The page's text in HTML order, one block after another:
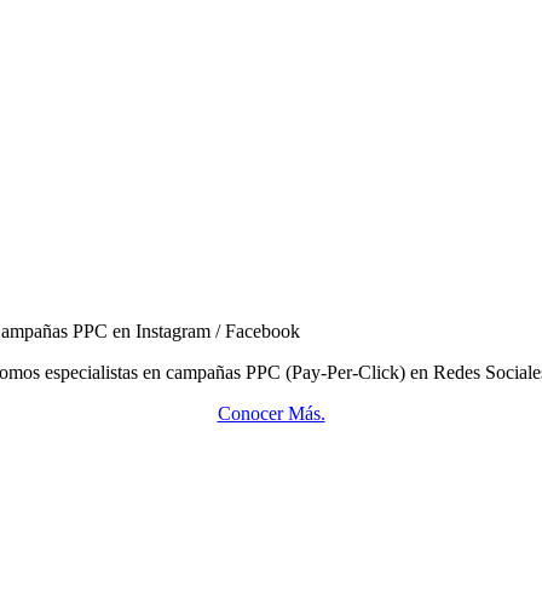
PPC en Instagram / Facebook
especialistas en campañas PPC (Pay-Per-Click) en Redes
Conocer Más.